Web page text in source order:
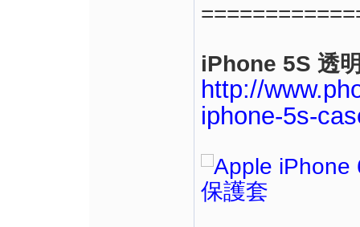
iPhone 5S 透
http://
iphone-5s-